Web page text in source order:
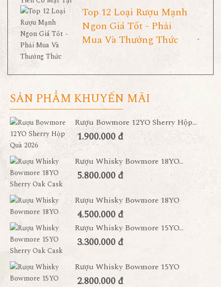
Top 12 Loại Rượu Mạnh
Ngon Giá Tốt - Phải
Mua Và Thưởng Thức
SẢN PHẨM KHUYẾN MÃI
Rượu Bowmore 12YO Sherry Hộp...
1.900.000 đ
Rượu Whisky Bowmore 18YO...
5.800.000 đ
Rượu Whisky Bowmore 18YO
4.500.000 đ
Rượu Whisky Bowmore 15YO...
3.300.000 đ
Rượu Whisky Bowmore 15YO
2.800.000 đ